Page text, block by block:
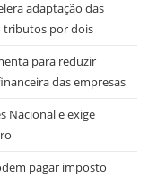
adaptação das
tributos por dois
para reduzir
das empresas
Nacional e exige
pagar imposto